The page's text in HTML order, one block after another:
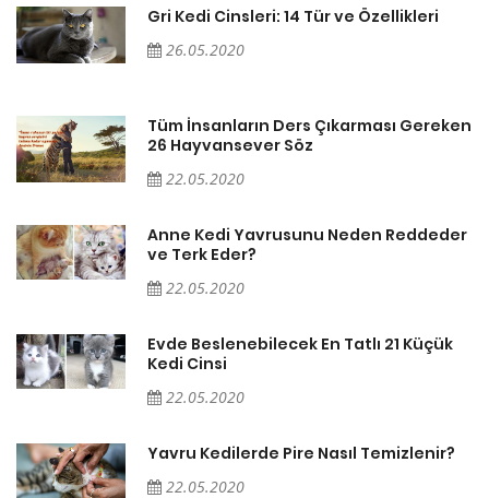
Gri Kedi Cinsleri: 14 Tür ve Özellikleri
26.05.2020
Tüm İnsanların Ders Çıkarması Gereken
26 Hayvansever Söz
22.05.2020
Anne Kedi Yavrusunu Neden Reddeder
ve Terk Eder?
22.05.2020
Evde Beslenebilecek En Tatlı 21 Küçük
Kedi Cinsi
22.05.2020
Yavru Kedilerde Pire Nasıl Temizlenir?
22.05.2020